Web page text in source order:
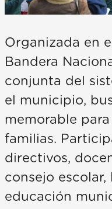
Organizada en
Bandera
conjunta del
el municipio,
memorable
familias.
directivos,
consejo
educación